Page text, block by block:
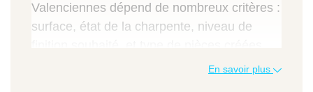
Valenciennes dépend de nombreux critères :
surface, état de la charpente, niveau de
Voici quelques exemples concrets :En savoir plus